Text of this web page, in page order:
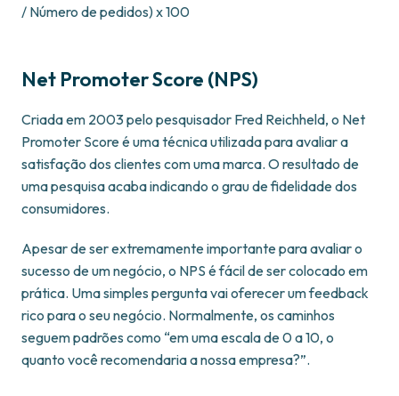
/ Número de pedidos) x 100
Net Promoter Score (NPS)
Criada em 2003 pelo pesquisador Fred Reichheld, o Net
Promoter Score é uma técnica utilizada para avaliar a
satisfação dos clientes com uma marca. O resultado de
uma pesquisa acaba indicando o grau de fidelidade dos
consumidores.
Apesar de ser extremamente importante para avaliar o
sucesso de um negócio, o NPS é fácil de ser colocado em
prática. Uma simples pergunta vai oferecer um feedback
rico para o seu negócio. Normalmente, os caminhos
seguem padrões como “em uma escala de 0 a 10, o
quanto você recomendaria a nossa empresa?”.